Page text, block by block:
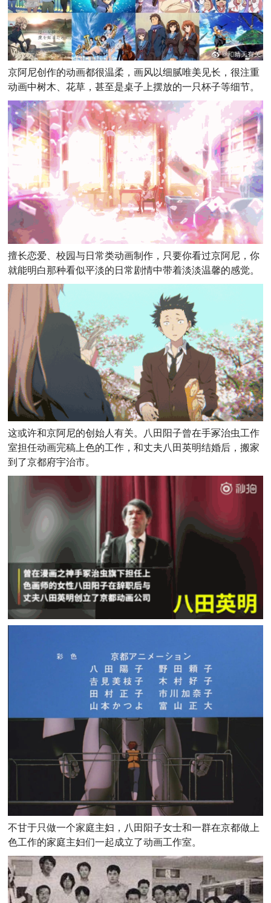
京阿尼创作的动画都很温柔 ，画风以细腻唯美见长，很注重
动画中树木、花草，甚至是桌子上摆放的一只杯子等细节。
擅长恋爱、校园与日常类动画制作，只要你看过京阿尼，你
就能明白那种看似平淡的日常剧情中带着淡淡温馨的感觉。
这或许和京阿尼的创始人有关。八田阳子曾在手冢治虫工作
室担任动画完稿上色的工作，和丈夫八田英明结婚后，搬家
到了京都府宇治市。
不甘于只做一个家庭主妇，八田阳子女士和一群在京都做上
色工作的家庭主妇们一起成立了动画工作室。